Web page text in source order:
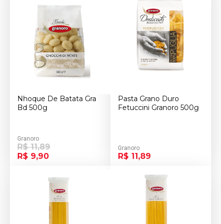
Nhoque De Batata Gra
Bd 500g
Granoro
R$ 11,89
R$ 9,90
Pasta Grano Duro
Fetuccini Granoro 500g
Granoro
R$ 11,89